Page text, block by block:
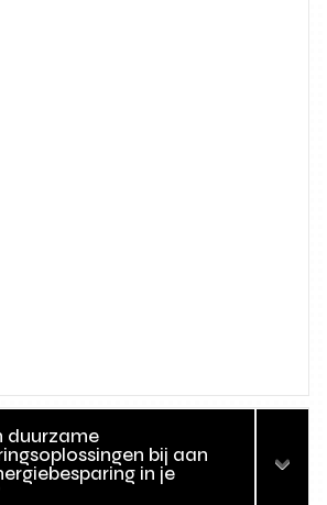
duurzame
bij aan
in je